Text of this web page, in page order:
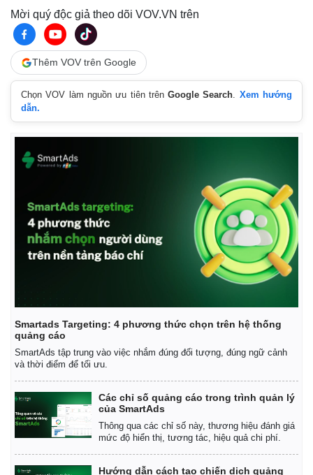
Kinh tế
Bất động sản
Khởi nghiệp
Thị trường
Tiêu dùng
Tỷ giá
Mời quý độc giả theo dõi VOV.VN trên
Thêm VOV trên Google
Chọn VOV làm nguồn ưu tiên trênGoogle Search. Xem hướng
dẫn.
Smartads Targeting: 4 phương thức chọn trên hệ thống
quảng cáo
SmartAds tập trung vào việc nhắm đúng đối tượng, đúng ngữ cảnh
và thời điểm để tối ưu.
Các chỉ số quảng cáo trong trình quản lý
của SmartAds
Thông qua các chỉ số này, thương hiệu đánh giá
mức độ hiển thị, tương tác, hiệu quả chi phí.
Hướng dẫn cách tạo chiến dịch quảng